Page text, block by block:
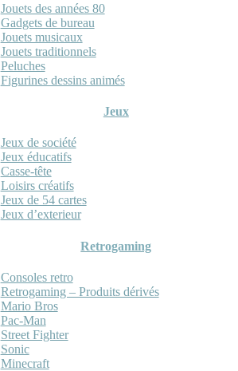
Jouets des années 80
Gadgets de bureau
Jouets musicaux
Jouets traditionnels
Peluches
Figurines dessins animés
Jeux
Jeux de société
Jeux éducatifs
Casse-tête
Loisirs créatifs
Jeux de 54 cartes
Jeux d’exterieur
Retrogaming
Consoles retro
Retrogaming – Produits dérivés
Mario Bros
Pac-Man
Street Fighter
Sonic
Minecraft